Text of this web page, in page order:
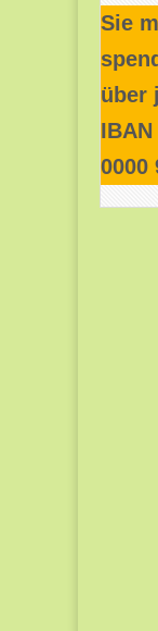
Sie
über
IBAN
0000